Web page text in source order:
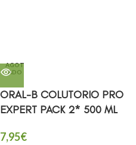
AGOT
ADO
ORAL-B COLUTORIO PRO
EXPERT PACK 2* 500 ML
7,95€